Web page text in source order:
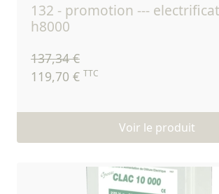
132 - promotion --- electrificateur 220 v
h8000
137,34 €
119,70 € TTC
Voir le produit